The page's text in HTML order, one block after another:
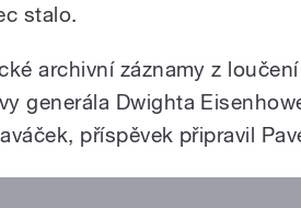
stalo.
archivní záznamy z
generála Dwighta
příspěvek připravil